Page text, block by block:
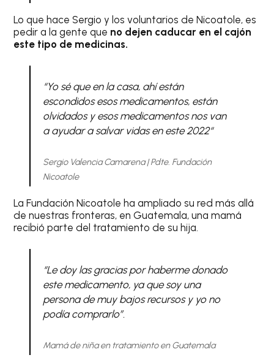
Lo que hace Sergio y los voluntarios de Nicoatole, es
pedir a la gente que no dejen caducar en el cajón
este tipo de medicinas.
“Yo sé que en la casa, ahí están
escondidos esos medicamentos, están
olvidados y esos medicamentos nos van
a ayudar a salvar vidas en este 2022“
Sergio Valencia Camarena | Pdte. Fundación
Nicoatole
La Fundación Nicoatole ha ampliado su red más allá
de nuestras fronteras, en Guatemala, una mamá
recibió parte del tratamiento de su hija.
“Le doy las gracias por haberme donado
este medicamento, ya que soy una
persona de muy bajos recursos y yo no
podía comprarlo”.
Mamá de niña en tratamiento en Guatemala